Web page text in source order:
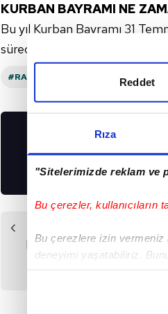
Rıza
"Sitelerimizde reklam ve
Bu çerezler, kullanıcıların
Bu çerezlere izin
deneyimi yaşatabiliriz.
Reddet
KURBAN BAYRAMI NE
Bu yıl Kurban Bayramı 31
sürecek.
#RAMAZAN BAYRAMI
İNDİRİN!
Başakşehir Çam ve
Sakura Şehir